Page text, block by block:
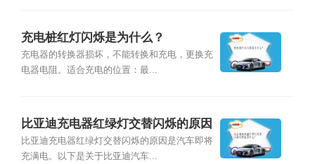
充电桩红灯闪烁是为什么？
充电器的转换器损坏，不能转换和充电，更换充
电器电阻。适合充电的位置：最...
比亚迪充电器红绿灯交替闪烁的原因
是什么？
比亚迪充电器红绿灯交替闪烁的原因是汽车即将
充满电。以下是关于比亚迪汽车...